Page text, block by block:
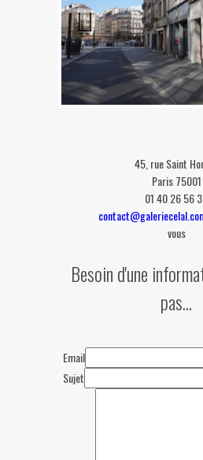
45, rue Saint
Paris 75001
01 40 26 56
vous
Besoin d'une
pas...
Email
Sujet